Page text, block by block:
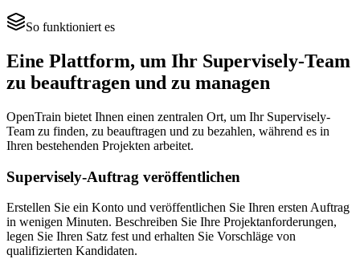
So funktioniert es
Eine Plattform, um Ihr Supervisely-Team
zu beauftragen und zu managen
OpenTrain bietet Ihnen einen zentralen Ort, um Ihr Supervisely-
Team zu finden, zu beauftragen und zu bezahlen, während es in
Ihren bestehenden Projekten arbeitet.
Supervisely-Auftrag veröffentlichen
Erstellen Sie ein Konto und veröffentlichen Sie Ihren ersten Auftrag
in wenigen Minuten. Beschreiben Sie Ihre Projektanforderungen,
legen Sie Ihren Satz fest und erhalten Sie Vorschläge von
qualifizierten Kandidaten.